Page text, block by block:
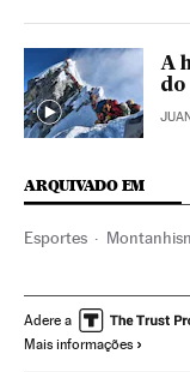
A
do
ARQUIVADO EM
Esportes
Adere a
Mais informações